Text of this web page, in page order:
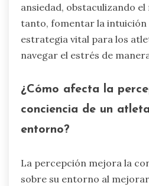
ansiedad, obstaculizando
tanto, fomentar la intuición
estrategia vital para los
navegar el estrés de
¿Cómo afecta la
conciencia de un
entorno?
La percepción mejora la
sobre su entorno al